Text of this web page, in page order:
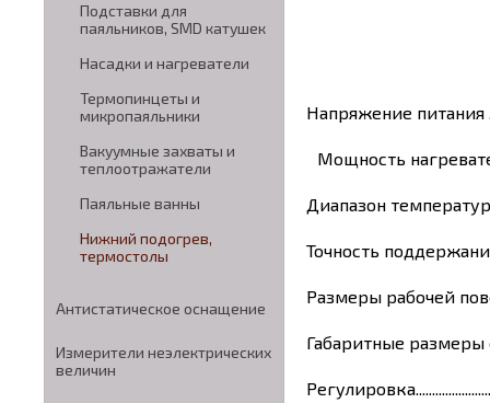
Подставки для
паяльников, SMD катушек
Насадки и нагреватели
Термопинцеты и
микропаяльники
Вакуумные захваты и
теплоотражатели
Паяльные ванны
Нижний подогрев,
термостолы
Антистатическое оснащение
Измерители неэлектрических
величин
Напряжение питания
Мощность
Диапазон
Точность
Размеры рабочей
Габаритные